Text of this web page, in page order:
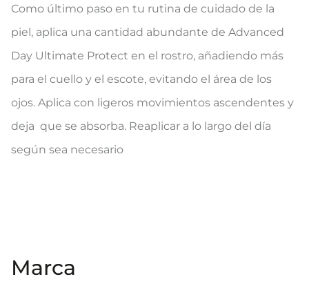
Como último paso en tu rutina de cuidado de la
piel, aplica una cantidad abundante de Advanced
Day Ultimate Protect en el rostro, añadiendo más
para el cuello y el escote, evitando el área de los
ojos. Aplica con ligeros movimientos ascendentes y
deja que se absorba. Reaplicar a lo largo del día
según sea necesario
Marca